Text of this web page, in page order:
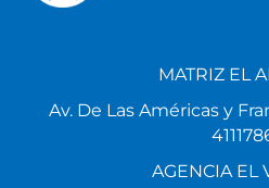
MATRIZ EL
Av. De Las Américas y
AGENCIA EL